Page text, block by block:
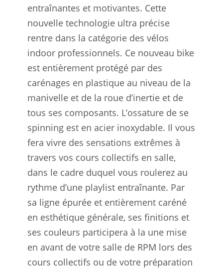
entraînantes et motivantes. Cette
nouvelle technologie ultra précise
rentre dans la catégorie des vélos
indoor professionnels. Ce nouveau bike
est entièrement protégé par des
carénages en plastique au niveau de la
manivelle et de la roue d’inertie et de
tous ses composants. L’ossature de se
spinning est en acier inoxydable. Il vous
fera vivre des sensations extrêmes à
travers vos cours collectifs en salle,
dans le cadre duquel vous roulerez au
rythme d’une playlist entraînante. Par
sa ligne épurée et entièrement caréné
en esthétique générale, ses finitions et
ses couleurs participera à la une mise
en avant de votre salle de RPM lors des
cours collectifs ou de votre préparation